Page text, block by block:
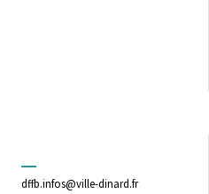
dffb.infos@ville-dinard.fr